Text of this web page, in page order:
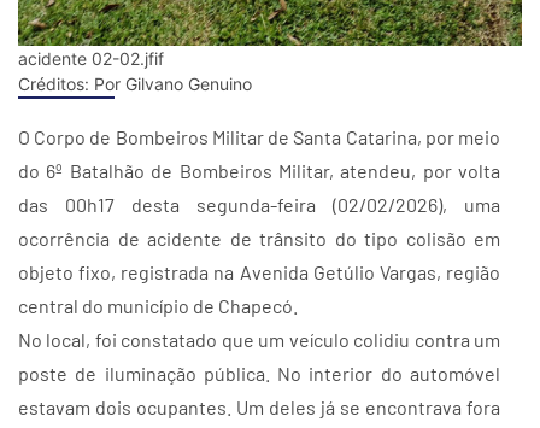
acidente 02-02.jfif
Créditos: Por Gilvano Genuino
O Corpo de Bombeiros Militar de Santa Catarina, por meio
do 6º Batalhão de Bombeiros Militar, atendeu, por volta
das 00h17 desta segunda-feira (02/02/2026), uma
ocorrência de acidente de trânsito do tipo colisão em
objeto fixo, registrada na Avenida Getúlio Vargas, região
central do município de Chapecó.
No local, foi constatado que um veículo colidiu contra um
poste de iluminação pública. No interior do automóvel
estavam dois ocupantes. Um deles já se encontrava fora